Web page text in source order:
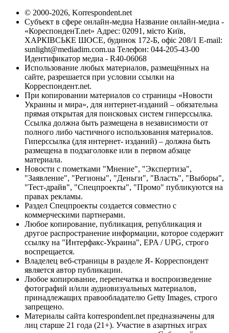
© 2000-2026, Korrespondent.net
Субъект в сфере онлайн-медиа Название онлайн-медиа -
«КореспонденТ.net» Адрес: 02091, місто Київ,
ХАРКІВСЬКЕ ШОСЕ, будинок 172-Б, офіс 208/1 E-mail:
sunlight@mediadim.com.ua Телефон: 044-205-43-00
Идентификатор медиа - R40-06068
Использование любых материалов, размещённых на
сайте, разрешается при условии ссылки на
Корреспондент.net.
При копировании материалов со страницы «Новости
Украины и мира», для интернет-изданий – обязательна
прямая открытая для поисковых систем гиперссылка.
Ссылка должна быть размещена в независимости от
полного либо частичного использования материалов.
Гиперссылка (для интернет- изданий) – должна быть
размещена в подзаголовке или в первом абзаце
материала.
Новости с пометками "Мнение", "Экспертиза",
"Заявление", "Регионы", "Деньги", "Власть", "Выборы",
"Тест-драйв", "Спецпроекты", "Промо" публикуются на
правах рекламы.
Раздел Спецпроекты создается совместно с
коммерческими партнерами.
Любое копирование, публикация, републикация и
другое распространение информации, которое содержит
ссылку на "Интерфакс-Украина", EPA / UPG, строго
воспрещается.
Владелец веб-страницы в разделе Я- Корреспондент
является автор публикации.
Любое копирование, перепечатка и воспроизведение
фотографий и/или аудиовизуальных материалов,
принадлежащих правообладателю Getty Images, строго
запрещено.
Материалы сайта korrespondent.net предназначены для
лиц старше 21 года (21+). Участие в азартных играх